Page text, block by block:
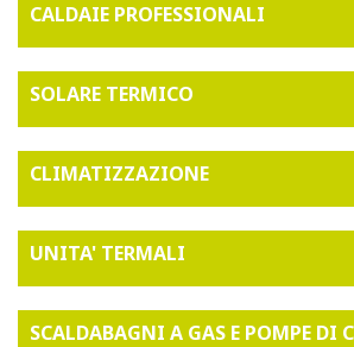
CALDAIE PROFESSIONALI
SOLARE TERMICO
CLIMATIZZAZIONE
UNITA' TERMALI
SCALDABAGNI A GAS E POMPE DI